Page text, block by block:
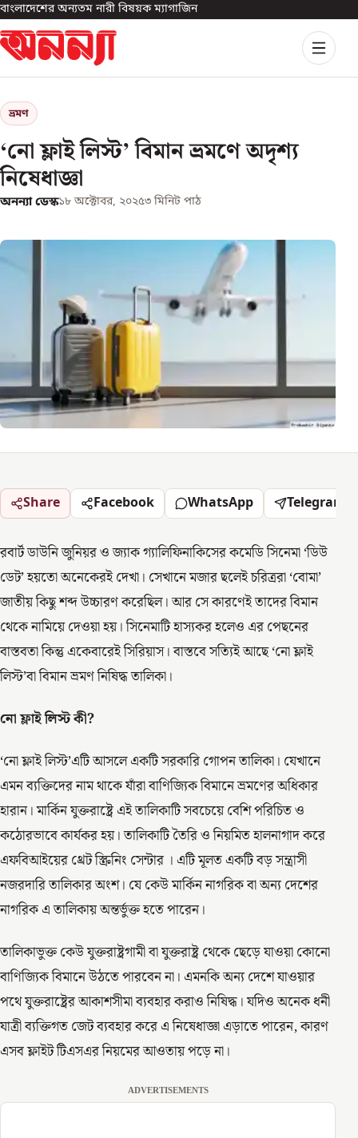
বাংলাদেশের অন্যতম নারী বিষয়ক ম্যাগাজিন
ভ্রমণ
‘নো ফ্লাই লিস্ট’ বিমান ভ্রমণে অদৃশ্য
নিষেধাজ্ঞা
অনন্যা ডেস্ক১৮ অক্টোবর, ২০২৫৩ মিনিট পাঠ
Share Facebook WhatsApp Telegram
রবার্ট ডাউনি জুনিয়র ও জ্যাক গ্যালিফিনাকিসের কমেডি সিনেমা ‘ডিউ
ডেট’ হয়তো অনেকেরই দেখা। সেখানে মজার ছলেই চরিত্ররা ‘বোমা’
জাতীয় কিছু শব্দ উচ্চারণ করেছিল। আর সে কারণেই তাদের বিমান
থেকে নামিয়ে দেওয়া হয়। সিনেমাটি হাস্যকর হলেও এর পেছনের
বাস্তবতা কিন্তু একেবারেই সিরিয়াস। বাস্তবে সত্যিই আছে ‘নো ফ্লাই
লিস্ট’বা বিমান ভ্রমণ নিষিদ্ধ তালিকা।
নো ফ্লাই লিস্ট কী?
‘নো ফ্লাই লিস্ট’এটি আসলে একটি সরকারি গোপন তালিকা। যেখানে
এমন ব্যক্তিদের নাম থাকে যাঁরা বাণিজ্যিক বিমানে ভ্রমণের অধিকার
হারান। মার্কিন যুক্তরাষ্ট্রে এই তালিকাটি সবচেয়ে বেশি পরিচিত ও
কঠোরভাবে কার্যকর হয়। তালিকাটি তৈরি ও নিয়মিত হালনাগাদ করে
এফবিআইয়ের থ্রেট স্ক্রিনিং সেন্টার । এটি মূলত একটি বড় সন্ত্রাসী
নজরদারি তালিকার অংশ। যে কেউ মার্কিন নাগরিক বা অন্য দেশের
নাগরিক এ তালিকায় অন্তর্ভুক্ত হতে পারেন।
তালিকাভুক্ত কেউ যুক্তরাষ্ট্রগামী বা যুক্তরাষ্ট্র থেকে ছেড়ে যাওয়া কোনো
বাণিজ্যিক বিমানে উঠতে পারবেন না। এমনকি অন্য দেশে যাওয়ার
পথে যুক্তরাষ্ট্রের আকাশসীমা ব্যবহার করাও নিষিদ্ধ। যদিও অনেক ধনী
যাত্রী ব্যক্তিগত জেট ব্যবহার করে এ নিষেধাজ্ঞা এড়াতে পারেন, কারণ
এসব ফ্লাইট টিএসএর নিয়মের আওতায় পড়ে না।
ADVERTISEMENTS